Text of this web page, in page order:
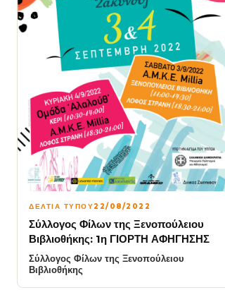
ΔΕΛΤΙΑ ΤΥΠΟΥ22/08/2022
Σύλλογος Φίλων της Ξενοπούλειου
Βιβλιοθήκης: 1η ΓΙΟΡΤΗ ΑΦΗΓΗΣΗΣ
Σύλλογος Φίλων της Ξενοπούλειου
Βιβλιοθήκης